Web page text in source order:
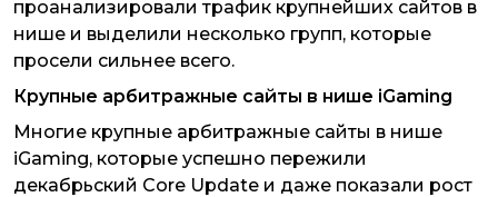
проанализировали трафик крупнейших сайтов в
нише и выделили несколько групп, которые
просели сильнее всего.
Крупные арбитражные сайты в нише iGaming
Многие крупные арбитражные сайты в нише
iGaming, которые успешно пережили
декабрьский Core Update и даже показали рост